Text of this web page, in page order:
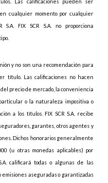
cualquier momento por cualquier
FIX SCR S.A. no proporciona
y no son una recomendación para
título. Las calificaciones no hacen
precio de mercado, la conveniencia
o la naturaleza impositiva o
a los títulos. FIX SCR S.A. recibe
garantes, otros agentes y
Dichos honorarios generalmente
(u otras monedas aplicables) por
calificará todas o algunas de las
aseguradas o garantizadas